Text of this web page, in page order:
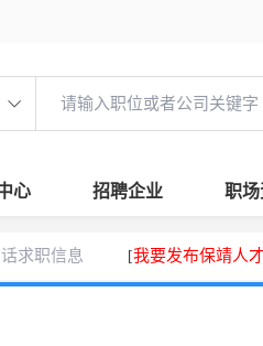
心 招聘企业 职
求职信息 [我要发布保靖人